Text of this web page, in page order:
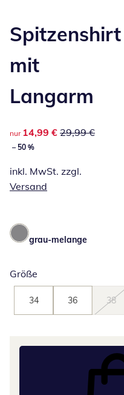
Spitzenshirt
mit
Langarm
reduzierter Preis 14,99
nur 14,99 € 29,99 €
– 50 %
inkl. MwSt. zzgl.
Versand
grau-melange
Größe
34 36 38